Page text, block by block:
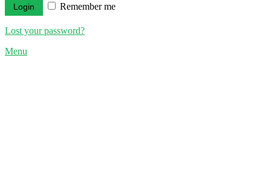
Remember me
Lost your password?
Menu